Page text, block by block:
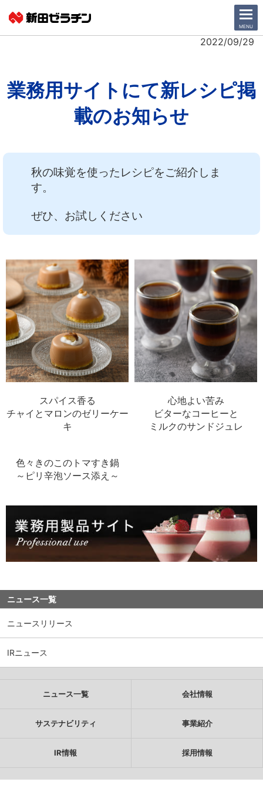
CLOSE
MENU
ニュース一覧
ニュースリリース
IRニュース
2022/09/29
業務用サイトにて新レシピ掲
載のお知らせ
秋の味覚を使ったレシピをご紹介しま
す。
ぜひ、お試しください
スパイス香る
チャイとマロンのゼリーケー
キ
心地よい苦み
ビターなコーヒーと
ミルクのサンドジュレ
色々きのこのトマすき鍋
～ピリ辛泡ソース添え～
会社情報
サステナビリティ
事業紹介
採用情報
中文 アクセス
ニュース一覧 会社情報
サステナビリティ 事業紹介
IR情報 採用情報